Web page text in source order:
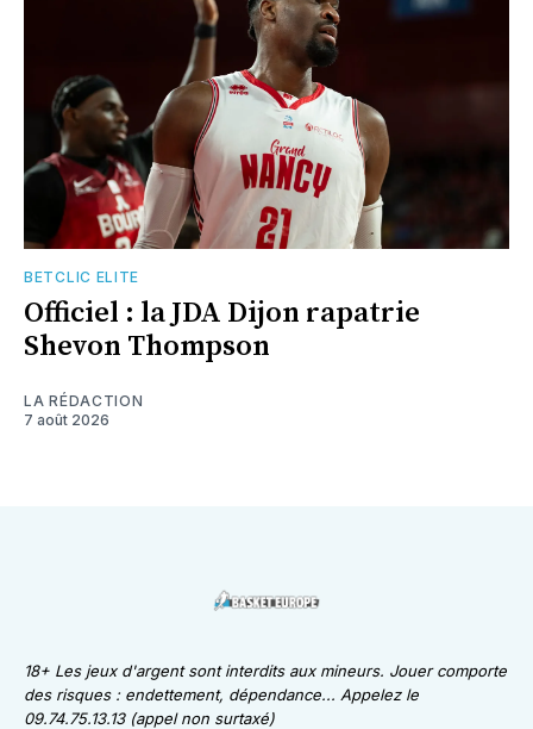
BETCLIC ELITE
Officiel : la JDA Dijon rapatrie
Shevon Thompson
LA RÉDACTION
7 août 2026
18+ Les jeux d'argent sont interdits aux mineurs. Jouer comporte
des risques : endettement, dépendance... Appelez le
09.74.75.13.13 (appel non surtaxé)